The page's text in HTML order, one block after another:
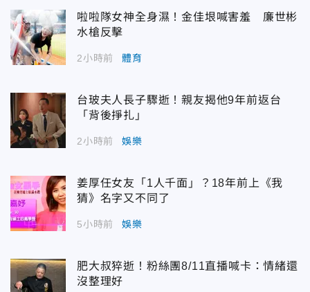
啦啦隊女神全身濕！金佳垠喊害羞 廉世彬
水槍反擊
2小時前 體育
台玻夫人長子驟逝！親友揭他9年前返台
「背後掙扎」
2小時前 娛樂
姜厚任女友「1人千面」？18年前上《我
猜》名字又不同了
5小時前 娛樂
肥大叔猝逝！粉絲團8/11直播喊卡：情緒還
沒整理好